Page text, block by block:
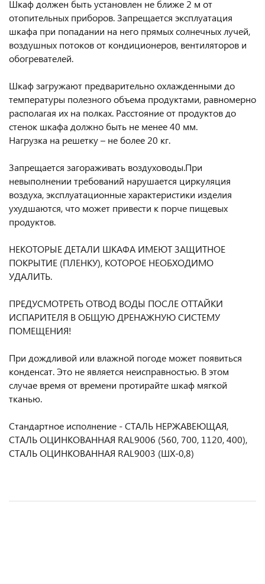
Шкаф должен быть установлен не ближе 2 м от
отопительных приборов. Запрещается эксплуатация
шкафа при попадании на него прямых солнечных лучей,
воздушных потоков от кондиционеров, вентиляторов и
обогревателей.
Шкаф загружают предварительно охлажденными до
температуры полезного объема продуктами, равномерно
располагая их на полках. Расстояние от продуктов до
стенок шкафа должно быть не менее 40 мм.
Нагрузка на решетку – не более 20 кг.
Запрещается загораживать воздуховоды.При
невыполнении требований нарушается циркуляция
воздуха, эксплуатационные характеристики изделия
ухудшаются, что может привести к порче пищевых
продуктов.
НЕКОТОРЫЕ ДЕТАЛИ ШКАФА ИМЕЮТ ЗАЩИТНОЕ
ПОКРЫТИЕ (ПЛЕНКУ), КОТОРОЕ НЕОБХОДИМО
УДАЛИТЬ.
ПРЕДУСМОТРЕТЬ ОТВОД ВОДЫ ПОСЛЕ ОТТАЙКИ
ИСПАРИТЕЛЯ В ОБЩУЮ ДРЕНАЖНУЮ СИСТЕМУ
ПОМЕЩЕНИЯ!
При дождливой или влажной погоде может появиться
конденсат. Это не является неисправностью. В этом
случае время от времени протирайте шкаф мягкой
тканью.
Стандартное исполнение - СТАЛЬ НЕРЖАВЕЮЩАЯ,
СТАЛЬ ОЦИНКОВАННАЯ RAL9006 (560, 700, 1120, 400),
СТАЛЬ ОЦИНКОВАННАЯ RAL9003 (ШХ-0,8)